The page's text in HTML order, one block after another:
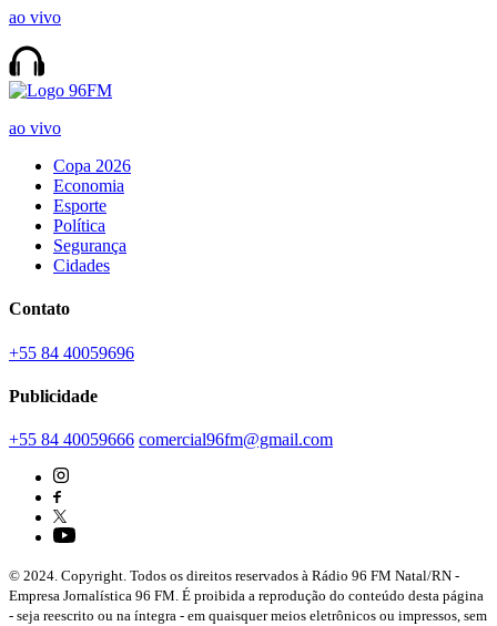
ao vivo
ao vivo
Copa 2026
Economia
Esporte
Política
Segurança
Cidades
Contato
+55 84 40059696
Publicidade
+55 84 40059666 comercial96fm@gmail.com
© 2024. Copyright. Todos os direitos reservados à Rádio 96 FM Natal/RN -
Empresa Jornalística 96 FM. É proibida a reprodução do conteúdo desta página
- seja reescrito ou na íntegra - em quaisquer meios eletrônicos ou impressos, sem